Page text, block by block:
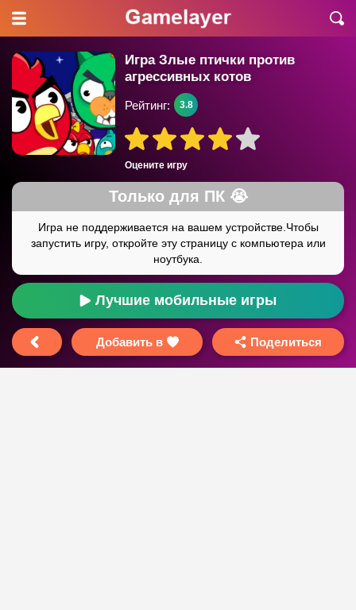
Игра Злые птички против
агрессивных котов
Оцените игру
Рейтинг: 3.8
Лучшие мобильные игры
Добавить в Поделиться